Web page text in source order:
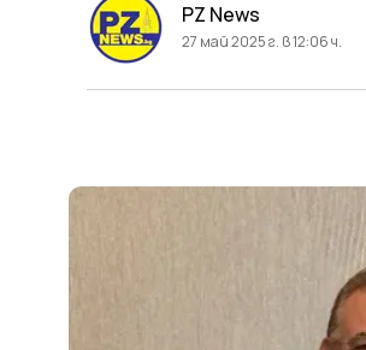
PZ News
27 май 2025 г. в 12:06 ч.